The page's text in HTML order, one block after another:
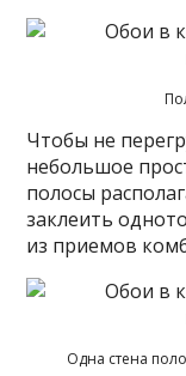
Чтобы не
небольшое
полосы
заклеить
из приемов
Одна стена